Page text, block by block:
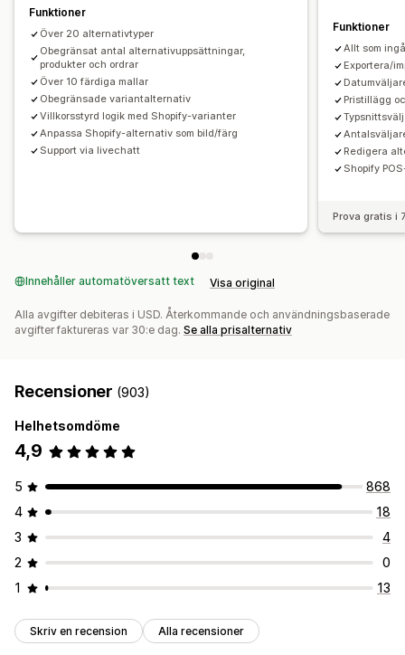
Tilläggsavgift
Lager
Dölj slutsålda
Automatiska uppdateringar
Funktioner
Över 20 alternativtyper
Obegränsat antal alternativuppsättningar,
produkter och ordrar
Över 10 färdiga mallar
Obegränsade variantalternativ
Villkorsstyrd logik med Shopify-varianter
Anpassa Shopify-alternativ som bild/färg
Support via livechatt
Funktioner
Allt som
Exportera/
Pristillägg
Redigera
Shopify
Prova gratis i
Innehåller automatöversatt text Visa original
Alla avgifter debiteras i USD. Återkommande och användningsbaserade
avgifter faktureras var 30:e dag. Se alla prisalternativ
Recensioner (903)
Helhetsomdöme
4,9
5
868
4
18
3
4
2
0
1
13
Skriv en recension Alla recensioner